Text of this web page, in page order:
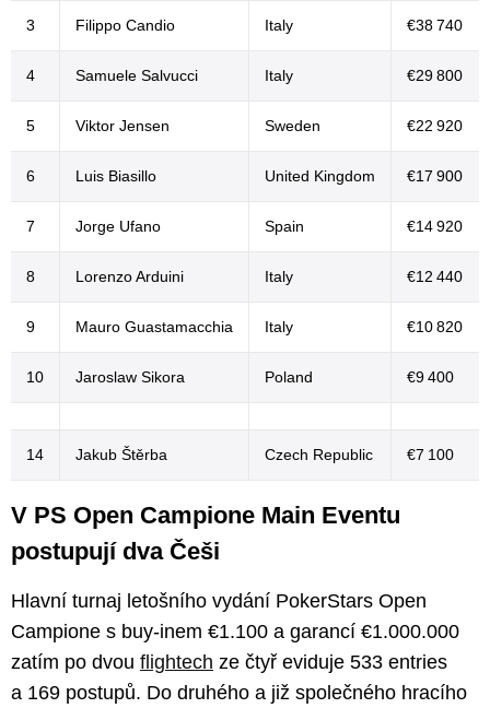
3 Filippo Candio Italy €38 740
4 Samuele Salvucci Italy €29 800
5 Viktor Jensen Sweden €22 920
6 Luis Biasillo United Kingdom €17 900
7 Jorge Ufano Spain €14 920
8 Lorenzo Arduini Italy €12 440
9 Mauro Guastamacchia Italy €10 820
10 Jaroslaw Sikora Poland €9 400
14 Jakub Štěrba Czech Republic €7 100
V PS Open Campione Main Eventu
postupují dva Češi
Hlavní turnaj letošního vydání PokerStars Open
Campione s buy-inem €1.100 a garancí €1.000.000
zatím po dvou flightech ze čtyř eviduje 533 entries
a 169 postupů. Do druhého a již společného hracího